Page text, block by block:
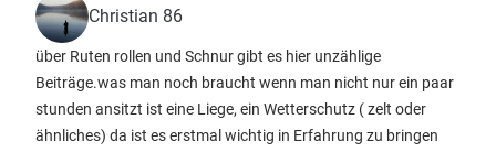
Christian 86
über Ruten rollen und Schnur gibt es hier unzählige
Beiträge.was man noch braucht wenn man nicht nur ein paar
stunden ansitzt ist eine Liege, ein Wetterschutz ( zelt oder
ähnliches) da ist es erstmal wichtig in Erfahrung zu bringen